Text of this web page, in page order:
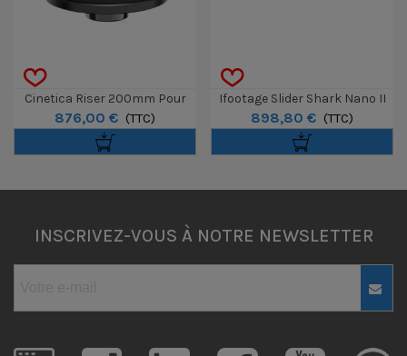
Cinetica Riser 200mm Pour
Nu.Tron 4.0
876,00 € (TTC)
Ifootage Slider Shark Nano II
660
898,80 € (TTC)
INSCRIVEZ-VOUS À NOTRE NEWSLETTER